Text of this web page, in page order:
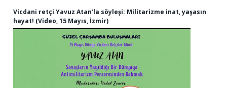
Vicdani retçi Yavuz Atan’la söyleşi: Militarizme inat, yaşasın
hayat! (Video, 15 Mayıs, İzmir)